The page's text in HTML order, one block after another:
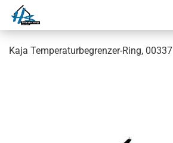
Kaja Temperaturbegrenzer-Ring, 00337